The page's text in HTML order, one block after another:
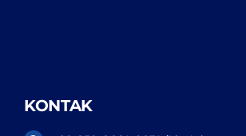
KONTAK